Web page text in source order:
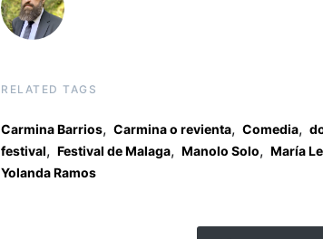
RELATED TAGS
Carmina Barrios, Carmina o revienta, Comedia,
festival, Festival de Malaga, Manolo Solo, María
Yolanda Ramos